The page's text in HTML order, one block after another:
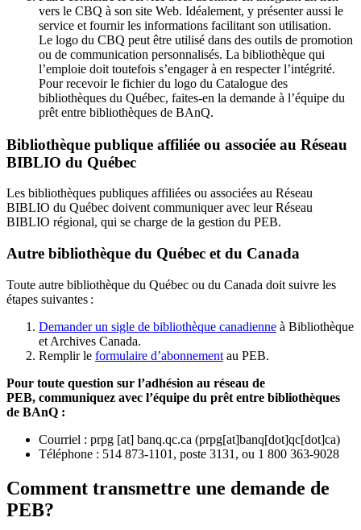
vers le CBQ à son site Web. Idéalement, y présenter aussi le
service et fournir les informations facilitant son utilisation.
Le logo du CBQ peut être utilisé dans des outils de promotion
ou de communication personnalisés. La bibliothèque qui
l’emploie doit toutefois s’engager à en respecter l’intégrité.
Pour recevoir le fichier du logo du Catalogue des
bibliothèques du Québec, faites-en la demande à l’équipe du
prêt entre bibliothèques de BAnQ.
Bibliothèque publique affiliée ou associée au Réseau
BIBLIO du Québec
Les bibliothèques publiques affiliées ou associées au Réseau
BIBLIO du Québec doivent communiquer avec leur Réseau
BIBLIO régional, qui se charge de la gestion du PEB.
Autre bibliothèque du Québec et du Canada
Toute autre bibliothèque du Québec ou du Canada doit suivre les
étapes suivantes :
Demander un sigle de bibliothèque canadienne à Bibliothèque
et Archives Canada.
Remplir le formulaire d’abonnement au PEB.
Pour toute question sur l’adhésion au réseau de
PEB, communiquez avec l’équipe du prêt entre bibliothèques
de BAnQ :
Courriel : prpg [at] banq.qc.ca (prpg[at]banq[dot]qc[dot]ca)
Téléphone : 514 873-1101, poste 3131, ou 1 800 363-9028
Comment transmettre une demande de
PEB?